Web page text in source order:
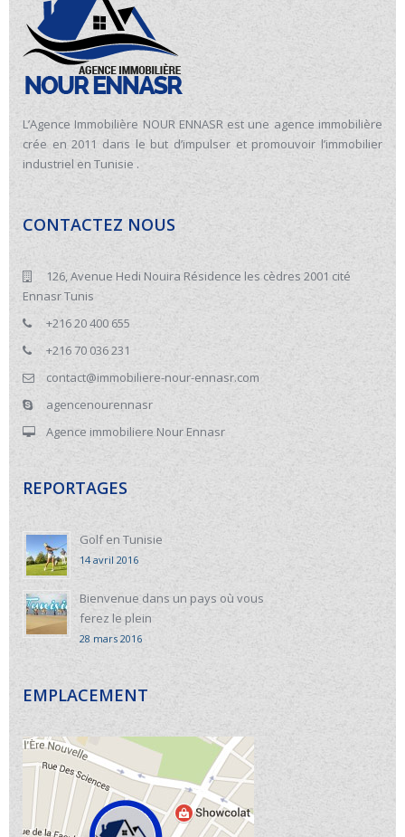
L’Agence Immobilière NOUR ENNASR est une agence immobilière
crée en 2011 dans le but d’impulser et promouvoir l’immobilier
industriel en Tunisie .
CONTACTEZ NOUS
126, Avenue Hedi Nouira Résidence les cèdres 2001 cité
Ennasr Tunis
+216 20 400 655
+216 70 036 231
contact@immobiliere-nour-ennasr.com
agencenourennasr
Agence immobiliere Nour Ennasr
REPORTAGES
Golf en Tunisie
14 avril 2016
Bienvenue dans un pays où vous
ferez le plein
28 mars 2016
EMPLACEMENT